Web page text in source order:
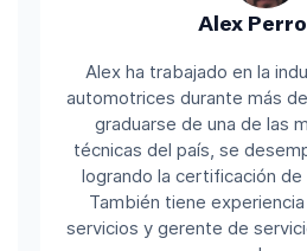
Alex
Alex ha trabajado en la
automotrices durante más
graduarse de una de las
técnicas del país, se
logrando la certificación
También tiene
servicios y gerente de